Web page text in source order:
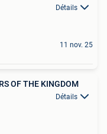
Détails
11 nov. 25
OF THE KINGDOM
Détails